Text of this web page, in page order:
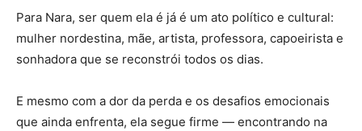
Para Nara, ser quem ela é já é um ato político e cultural:
mulher nordestina, mãe, artista, professora, capoeirista e
sonhadora que se reconstrói todos os dias.
E mesmo com a dor da perda e os desafios emocionais
que ainda enfrenta, ela segue firme — encontrando na